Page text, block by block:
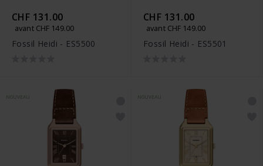
CHF 131.00
avant CHF 149.00
Fossil Heidi - ES5500
CHF 131.00
avant CHF 149.00
Fossil Heidi - ES5501
NOUVEAU NOUVEAU